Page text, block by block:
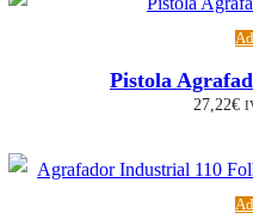
Pistola
27,22€